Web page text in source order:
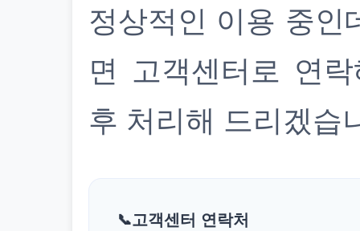
정상적인 이용 중인
면 고객센터로 연
후 처리해 드리겠습
고객센터 연락처